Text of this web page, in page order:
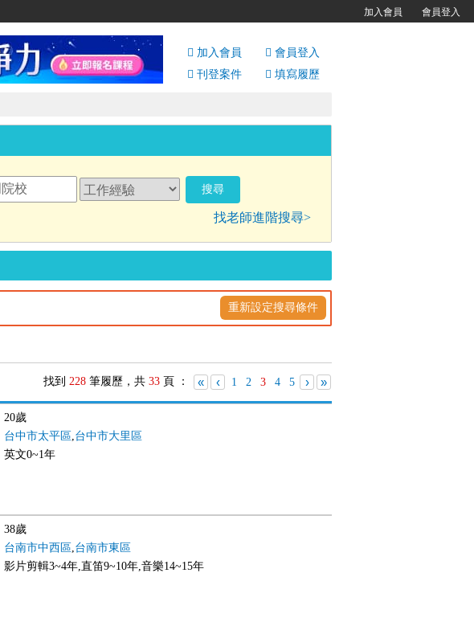
加入會員 會員登入
刊登案件 填寫履歷
找老師進階搜尋>
重新設定搜尋條件
找到 228 筆履歷，共 33 頁 ： « ‹ 1 2 3 4 5 › »
20歲
台中市太平區,台中市大里區
英文0~1年
38歲
台南市中西區,台南市東區
影片剪輯3~4年,直笛9~10年,音樂14~15年
加入會員 會員登入